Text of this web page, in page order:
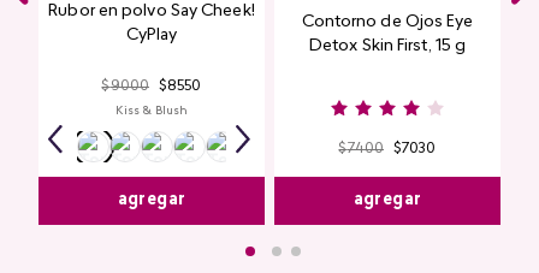
Rubor en polvo Say Cheek!
CyPlay
$9000 $8550
Kiss & Blush
agregar
Contorno de Ojos Eye
Detox Skin First, 15 g
$7400 $7030
agregar